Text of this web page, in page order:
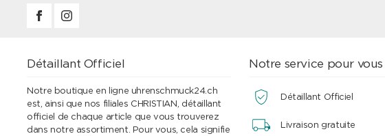
Détaillant Officiel
Notre boutique en ligne uhrenschmuck24.ch
est, ainsi que nos filiales CHRISTIAN, détaillant
officiel de chaque article que vous trouverez
dans notre assortiment. Pour vous, cela signifie
Notre service pour vous
Détaillant Officiel
Livraison gratuite